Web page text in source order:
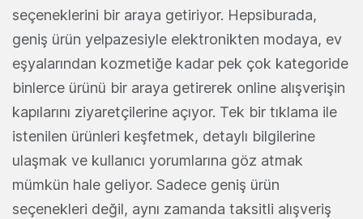
seçeneklerini bir araya getiriyor. Hepsiburada,
geniş ürün yelpazesiyle elektronikten modaya, ev
eşyalarından kozmetiğe kadar pek çok kategoride
binlerce ürünü bir araya getirerek online alışverişin
kapılarını ziyaretçilerine açıyor. Tek bir tıklama ile
istenilen ürünleri keşfetmek, detaylı bilgilerine
ulaşmak ve kullanıcı yorumlarına göz atmak
mümkün hale geliyor. Sadece geniş ürün
seçenekleri değil, aynı zamanda taksitli alışveriş